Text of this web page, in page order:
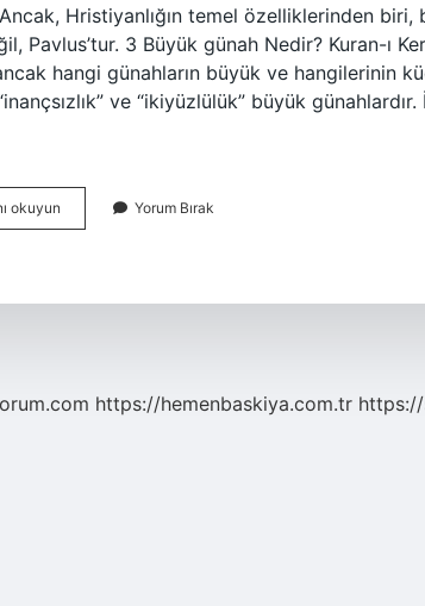
Hristiyanlığın temel özelliklerinden biri,
Pavlus’tur. 3 Büyük günah Nedir? Kuran-ı
hangi günahların büyük ve hangilerinin
ve “ikiyüzlülük” büyük
okuyun
Günah
Yorum Bırak
https://hemenbaskiya.com.tr